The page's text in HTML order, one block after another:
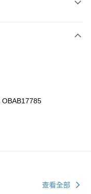
OBAB17785
查看全部